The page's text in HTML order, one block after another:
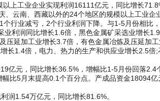
工业企业实现利润16111亿元，同比增长
云南、西藏以外的24个地区的规模以上工业企
业减亏，2个行业利润下降。与1-5月份相比
利润同比增长1.6倍，黑色金属矿采选业增长
压延加工业增长3.7倍，有色金属冶炼及压延加
长1.4倍，电力、热力的生产和供应业增长2.5倍
元，同比增长36.5%，增幅比1-5月份回落2.4
比5月末提高0.1个百分点。产成品资金18094
1.54万亿元，同比增长81.6%。